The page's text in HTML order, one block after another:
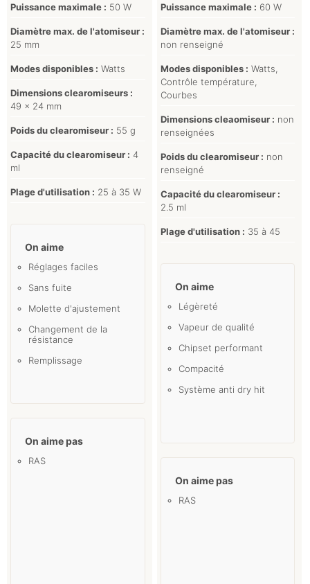
Puissance maximale : 50 W
Diamètre max. de l'atomiseur :
25 mm
Modes disponibles : Watts
Dimensions clearomiseurs :
49 x 24 mm
Poids du clearomiseur : 55 g
Capacité du clearomiseur : 4
ml
Plage d'utilisation : 25 à 35 W
On aime
Réglages faciles
Sans fuite
Molette d'ajustement
Changement de la
résistance
Remplissage
On aime pas
RAS
Puissance maximale : 60 W
Diamètre max. de l'atomiseur :
non renseigné
Modes disponibles : Watts,
Contrôle température,
Courbes
Dimensions cleaomiseur : non
renseignées
Poids du clearomiseur : non
renseigné
Capacité du clearomiseur :
2.5 ml
Plage d'utilisation : 35 à 45
On aime
Légèreté
Vapeur de qualité
Chipset performant
Compacité
Système anti dry hit
On aime pas
RAS